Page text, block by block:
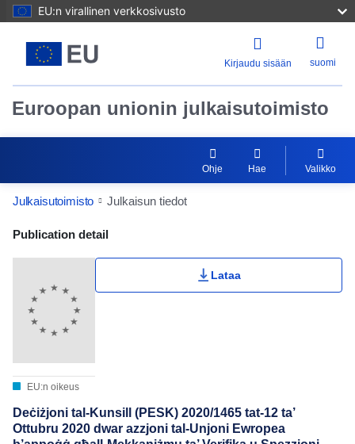
EU:n virallinen verkkosivusto
Kirjaudu sisään suomi
Euroopan unionin julkaisutoimisto
Ohje Hae Valikko
Julkaisutoimisto Julkaisun tiedot
Publication Detail Actions Portlet
Publication detail
EU:n oikeus
Lataa
Deċiżjoni tal-Kunsill (PESK) 2020/1465 tat-12 ta’
Ottubru 2020 dwar azzjoni tal-Unjoni Ewropea